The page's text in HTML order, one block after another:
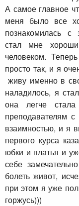
А самое главное
меня было все
познакомилась с
стал мне
человеком.
просто так, и я
живу именно в
наладилось, я
она легче
преподавателям
взаимностью, и я
первого курса
юбки и платья и
себе
болеть живот,
при этом я уже
горжусь)))